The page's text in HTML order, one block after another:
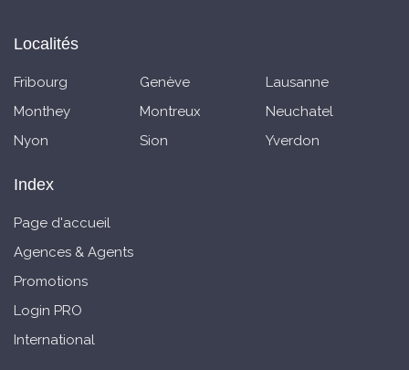
Localités
Fribourg Genève
Lausanne
Monthey
Montreux
Neuchatel
Nyon
Sion Yverdon
Index
Page d'accueil
Agences & Agents
Promotions
Login PRO
International